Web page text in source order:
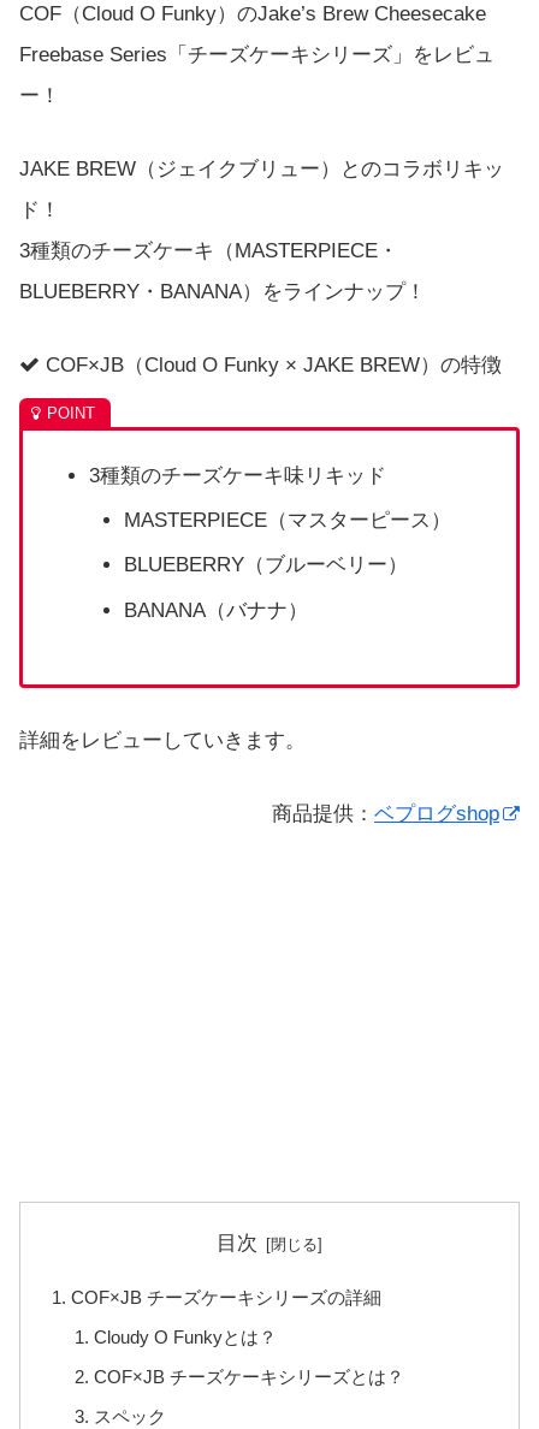
COF（Cloud O Funky）のJake’s Brew Cheesecake
Freebase Series「チーズケーキシリーズ」をレビュ
ー！
JAKE BREW（ジェイクブリュー）とのコラボリキッ
ド！
3種類のチーズケーキ（MASTERPIECE・
BLUEBERRY・BANANA）をラインナップ！
COF×JB（Cloud O Funky × JAKE BREW）の特徴
3種類のチーズケーキ味リキッド
MASTERPIECE（マスターピース）
BLUEBERRY（ブルーベリー）
BANANA（バナナ）
詳細をレビューしていきます。
商品提供： ベプログshop
目次
COF×JB チーズケーキシリーズの詳細
Cloudy O Funkyとは？
COF×JB チーズケーキシリーズとは？
スペック